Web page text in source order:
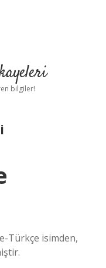
bilgiler!
Türkçe isimden,